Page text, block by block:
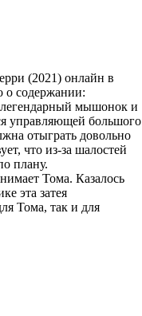
(2021) онлайн в
о содержании:
мышонок и
управляющей большого
отыграть довольно
что из-за шалостей
плану.
Тома. Казалось
эта затея
Тома, так и для